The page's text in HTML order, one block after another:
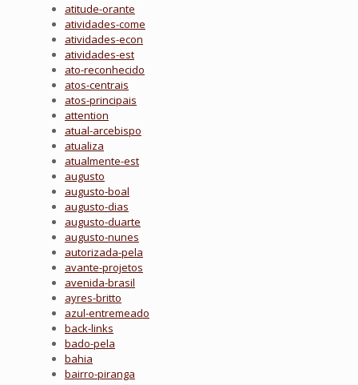
atitude-orante
atividades-come
atividades-econ
atividades-est
ato-reconhecido
atos-centrais
atos-principais
attention
atual-arcebispo
atualiza
atualmente-est
augusto
augusto-boal
augusto-dias
augusto-duarte
augusto-nunes
autorizada-pela
avante-projetos
avenida-brasil
ayres-britto
azul-entremeado
back-links
bado-pela
bahia
bairro-piranga